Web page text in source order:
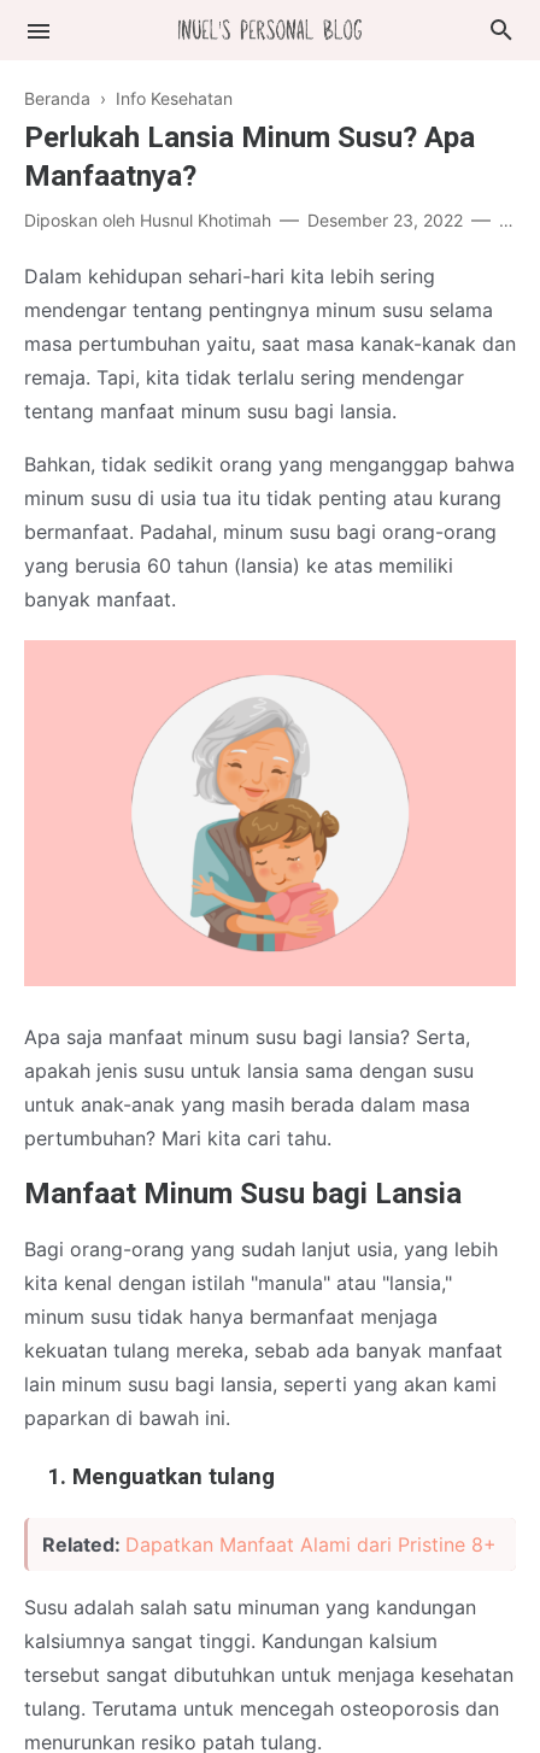
Beranda › Info Kesehatan
Perlukah Lansia Minum Susu? Apa
Manfaatnya?
Diposkan oleh Husnul Khotimah Desember 23, 2022
Dalam kehidupan sehari-hari kita lebih sering
mendengar tentang pentingnya minum susu selama
masa pertumbuhan yaitu, saat masa kanak-kanak dan
remaja. Tapi, kita tidak terlalu sering mendengar
tentang manfaat minum susu bagi lansia.
Bahkan, tidak sedikit orang yang menganggap bahwa
minum susu di usia tua itu tidak penting atau kurang
bermanfaat. Padahal, minum susu bagi orang-orang
yang berusia 60 tahun (lansia) ke atas memiliki
banyak manfaat.
Apa saja manfaat minum susu bagi lansia? Serta,
apakah jenis susu untuk lansia sama dengan susu
untuk anak-anak yang masih berada dalam masa
pertumbuhan? Mari kita cari tahu.
Manfaat Minum Susu bagi Lansia
Bagi orang-orang yang sudah lanjut usia, yang lebih
kita kenal dengan istilah "manula" atau "lansia,"
minum susu tidak hanya bermanfaat menjaga
kekuatan tulang mereka, sebab ada banyak manfaat
lain minum susu bagi lansia, seperti yang akan kami
paparkan di bawah ini.
Menguatkan tulang
Related: Dapatkan Manfaat Alami dari Pristine 8+
Susu adalah salah satu minuman yang kandungan
kalsiumnya sangat tinggi. Kandungan kalsium
tersebut sangat dibutuhkan untuk menjaga kesehatan
tulang. Terutama untuk mencegah osteoporosis dan
menurunkan resiko patah tulang.